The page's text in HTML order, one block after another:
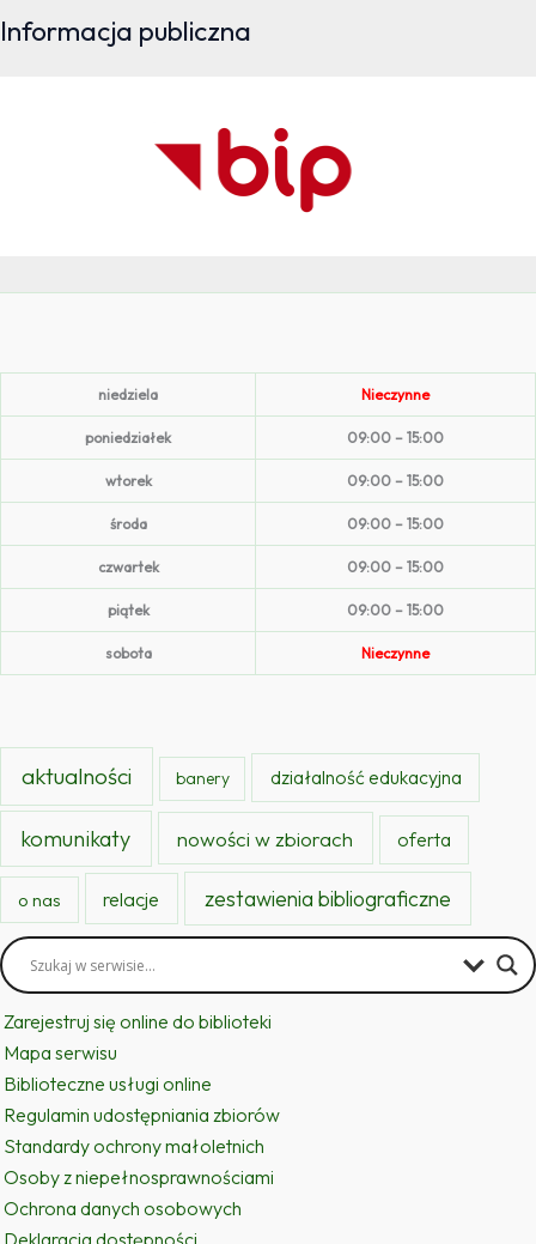
Informacja publiczna
niedziela Nieczynne
poniedziałek 09:00 – 15:00
wtorek 09:00 – 15:00
środa 09:00 – 15:00
czwartek 09:00 – 15:00
piątek 09:00 – 15:00
sobota Nieczynne
aktualności banery działalność edukacyjna
komunikaty nowości w zbiorach oferta
o nas relacje zestawienia bibliograficzne
Zarejestruj się online do biblioteki
Mapa serwisu
Biblioteczne usługi online
Regulamin udostępniania zbiorów
Standardy ochrony małoletnich
Osoby z niepełnosprawnościami
Ochrona danych osobowych